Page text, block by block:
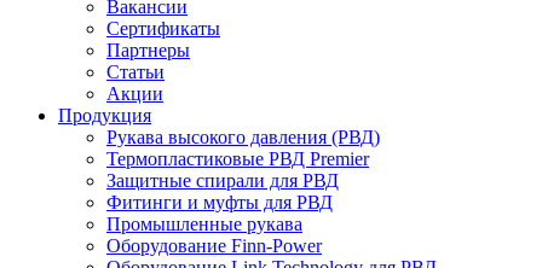
Вакансии
Сертификаты
Партнеры
Статьи
Акции
Продукция
Рукава высокого давления (РВД)
Термопластиковые РВД Premier
Защитные спирали для РВД
Фитинги и муфты для РВД
Промышленные рукава
Оборудование Finn-Power